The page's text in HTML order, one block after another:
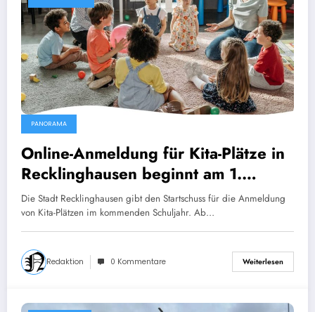
PANORAMA
Online-Anmeldung für Kita-Plätze in
Recklinghausen beginnt am 1.
August
Die Stadt Recklinghausen gibt den Startschuss für die Anmeldung
von Kita-Plätzen im kommenden Schuljahr. Ab…
Redaktion 0 Kommentare Weiterlesen